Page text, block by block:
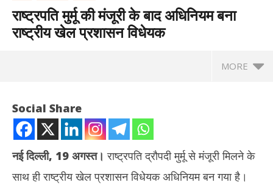
राष्ट्रपति मुर्मू की मंजूरी के बाद अधिनियम बना
राष्ट्रीय खेल प्रशासन विधेयक
MORE
Social Share
नई दिल्ली, 19 अगस्त। राष्ट्रपति द्रौपदी मुर्मू से मंजूरी मिलने के
साथ ही राष्ट्रीय खेल प्रशासन विधेयक अधिनियम बन गया है।